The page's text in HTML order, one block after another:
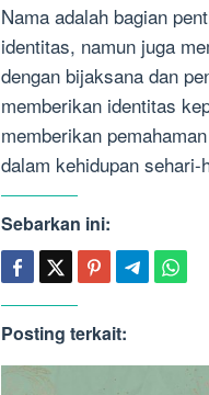
Nama adalah bagian
identitas, namun juga
dengan bijaksana dan
memberikan identitas
memberikan
dalam kehidupan sehari-
Sebarkan ini:
Posting terkait: